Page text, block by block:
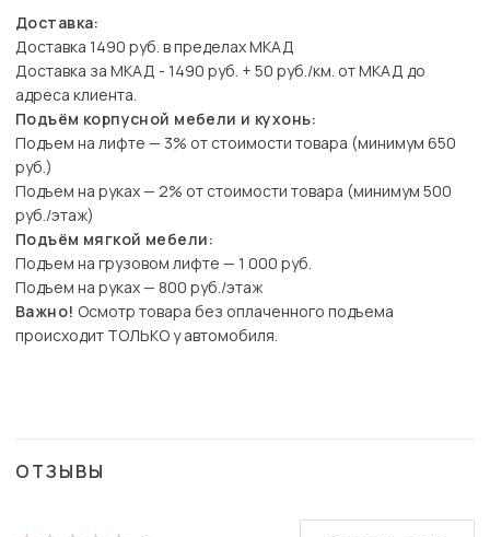
Доставка:
Доставка 1490 руб. в пределах МКАД
Доставка за МКАД - 1490 руб. + 50 руб./км. от МКАД до
адреса клиента.
Подъём корпусной мебели и кухонь:
Подъем на лифте — 3% от стоимости товара (минимум 650
руб.)
Подъем на руках — 2% от стоимости товара (минимум 500
руб./этаж)
Подъём мягкой мебели:
Подъем на грузовом лифте — 1 000 руб.
Подъем на руках — 800 руб./этаж
Важно! Осмотр товара без оплаченного подъема
происходит ТОЛЬКО у автомобиля.
ОТЗЫВЫ